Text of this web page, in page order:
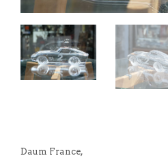
Daum France,